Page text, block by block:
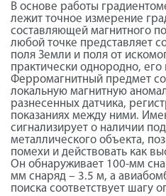
В основе работы
лежит точное измерение
составляющей магнитного
любой точке представляет
поля Земли и поля от
практически однородно,
Ферромагнитный предмет
локальную магнитную
разнесенных датчика,
показаниях между ними.
сигнализирует о наличии
металлического объекта,
помехи и действовать как
Он обнаруживает 100-мм
мм снаряд – 3.5 м, а
поиска соответствует шагу